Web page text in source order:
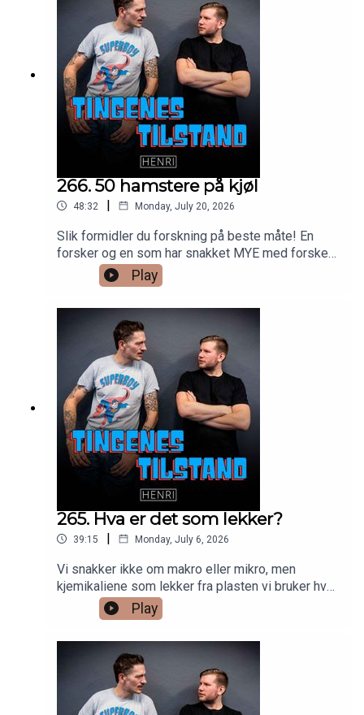
266. 50 hamstere på kjøl
48:32 | Monday, July 20, 2026
Slik formidler du forskning på beste måte! En
forsker og en som har snakket MYE med forskere
deler sine beste tips.
Play
265. Hva er det som lekker?
39:15 | Monday, July 6, 2026
Vi snakker ikke om makro eller mikro, men
kjemikaliene som lekker fra plasten vi bruker hver
dag. Spesielt når den varmes opp. Alexander har
fått innsyn i hemmelige dokumenter fra Fjordland.
Play